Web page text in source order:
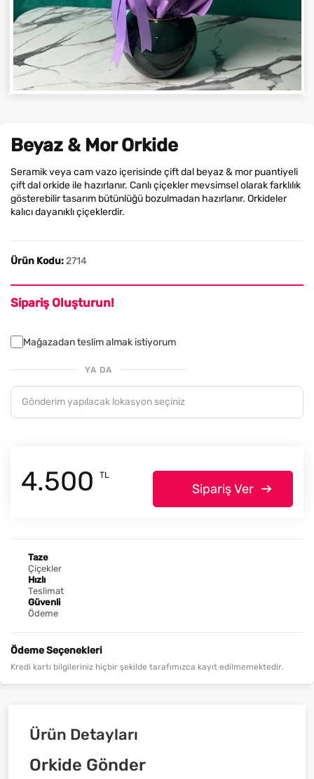
Beyaz & Mor Orkide
Seramik veya cam vazo içerisinde çift dal beyaz & mor puantiyeli
çift dal orkide ile hazırlanır. Canlı çiçekler mevsimsel olarak farklılık
gösterebilir tasarım bütünlüğü bozulmadan hazırlanır. Orkideler
kalıcı dayanıklı çiçeklerdir.
Ürün Kodu:2714
Sipariş Oluşturun!
Mağazadan teslim almak istiyorum
YA DA
4.500 TL
Sipariş Ver
Taze
Çiçekler
Hızlı
Teslimat
Güvenli
Ödeme
Ödeme Seçenekleri
Kredi kartı bilgileriniz hiçbir şekilde tarafımızca kayıt edilmemektedir.
Ürün Detayları
Orkide Gönder